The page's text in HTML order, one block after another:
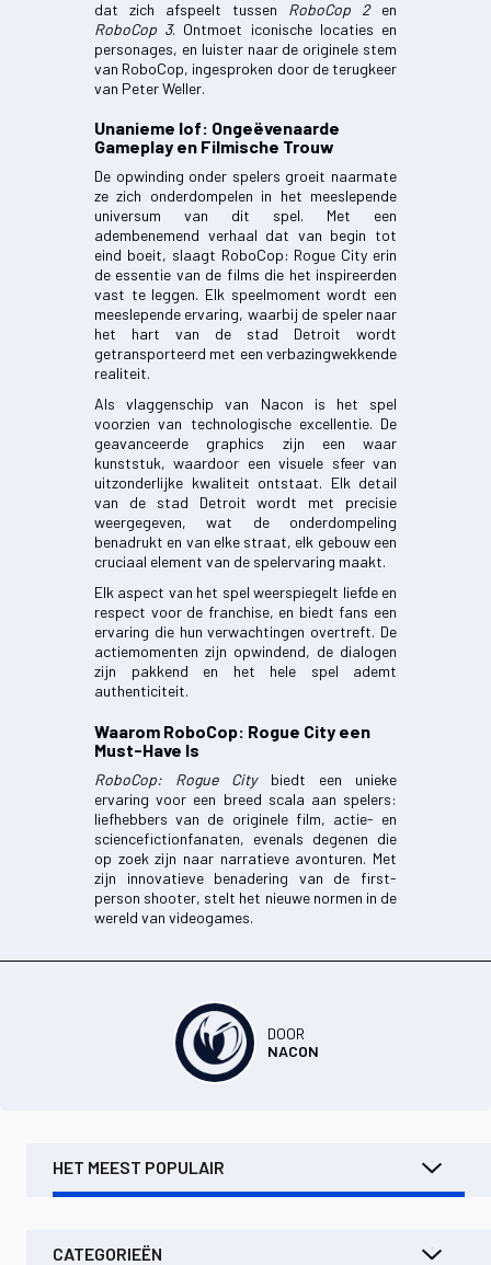
dat zich afspeelt tussen RoboCop 2en
RoboCop 3. Ontmoet iconische locaties en
personages, en luister naar de originele stem
van RoboCop, ingesproken door de terugkeer
van Peter Weller.
Unanieme lof: Ongeëvenaarde
Gameplay en Filmische Trouw
De opwinding onder spelers groeit naarmate
ze zich onderdompelen in het meeslepende
universum van dit spel. Met een
adembenemend verhaal dat van begin tot
eind boeit, slaagt RoboCop: Rogue City erin
de essentie van de films die het inspireerden
vast te leggen. Elk speelmoment wordt een
meeslepende ervaring, waarbij de speler naar
het hart van de stad Detroit wordt
getransporteerd met een verbazingwekkende
realiteit.
Als vlaggenschip van Nacon is het spel
voorzien van technologische excellentie. De
geavanceerde graphics zijn een waar
kunststuk, waardoor een visuele sfeer van
uitzonderlijke kwaliteit ontstaat. Elk detail
van de stad Detroit wordt met precisie
weergegeven, wat de onderdompeling
benadrukt en van elke straat, elk gebouw een
cruciaal element van de spelervaring maakt.
Elk aspect van het spel weerspiegelt liefde en
respect voor de franchise, en biedt fans een
ervaring die hun verwachtingen overtreft. De
actiemomenten zijn opwindend, de dialogen
zijn pakkend en het hele spel ademt
authenticiteit.
Waarom RoboCop: Rogue City een
Must-Have Is
RoboCop: Rogue Citybiedt een unieke
ervaring voor een breed scala aan spelers:
liefhebbers van de originele film, actie- en
sciencefictionfanaten, evenals degenen die
op zoek zijn naar narratieve avonturen. Met
zijn innovatieve benadering van de first-
person shooter, stelt het nieuwe normen in de
wereld van videogames.
DOOR
NACON
HET MEEST POPULAIR
CATEGORIEËN